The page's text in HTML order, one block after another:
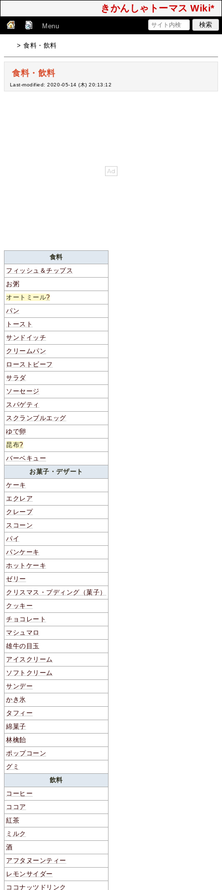
きかんしゃトーマス Wiki*
Menu
> 食料・飲料
食料・飲料
Last-modified: 2020-05-14 (木) 20:13:12
食料
フィッシュ＆チップス
お粥
オートミール?
パン
トースト
サンドイッチ
クリームパン
ローストビーフ
サラダ
ソーセージ
スパゲティ
スクランブルエッグ
ゆで卵
昆布?
バーベキュー
お菓子・デザート
ケーキ
エクレア
クレープ
スコーン
パイ
パンケーキ
ホットケーキ
ゼリー
クリスマス・プディング（菓子）
クッキー
チョコレート
マシュマロ
雄牛の目玉
アイスクリーム
ソフトクリーム
サンデー
かき氷
タフィー
綿菓子
林檎飴
ポップコーン
グミ
飲料
コーヒー
ココア
紅茶
ミルク
酒
アフタヌーンティー
レモンサイダー
ココナッツドリンク